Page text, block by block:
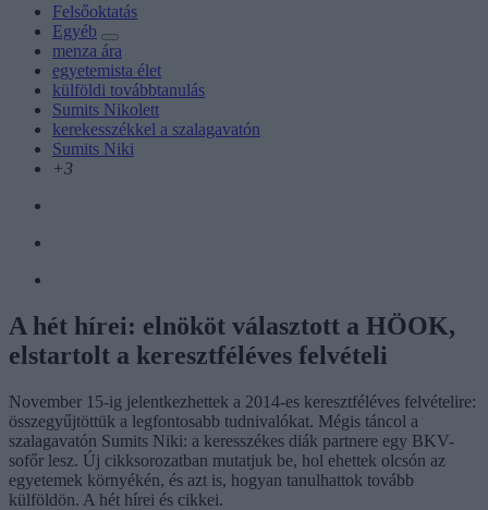
Felsőoktatás
Egyéb
menza ára
egyetemista élet
külföldi továbbtanulás
Sumits Nikolett
kerekesszékkel a szalagavatón
Sumits Niki
+3
A hét hírei: elnököt választott a HÖOK,
elstartolt a keresztféléves felvételi
November 15-ig jelentkezhettek a 2014-es keresztféléves felvételire:
összegyűjtöttük a legfontosabb tudnivalókat. Mégis táncol a
szalagavatón Sumits Niki: a keresszékes diák partnere egy BKV-
sofőr lesz. Új cikksorozatban mutatjuk be, hol ehettek olcsón az
egyetemek környékén, és azt is, hogyan tanulhattok tovább
külföldön. A hét hírei és cikkei.